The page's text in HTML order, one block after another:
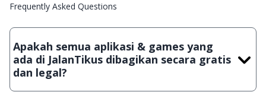
Frequently Asked Questions
Apakah semua aplikasi & games yang
ada di JalanTikus dibagikan secara gratis
dan legal?